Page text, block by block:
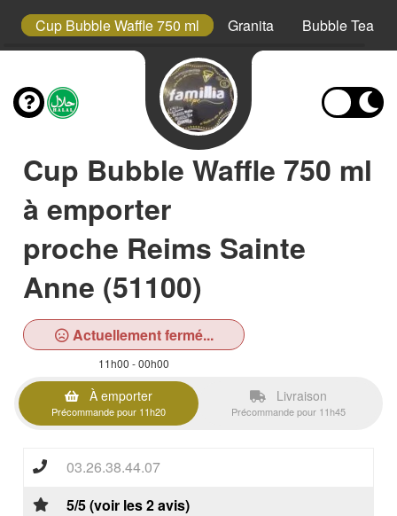
Cup Bubble Waffle 750 ml Granita Bubble Tea
Cup Bubble Waffle 750 ml
à emporter
proche Reims Sainte
Anne (51100)
Actuellement fermé...
11h00 - 00h00
À emporter
Précommande pour 11h20
Livraison
Précommande pour 11h45
03.26.38.44.07
5/5 (voir les 2 avis)